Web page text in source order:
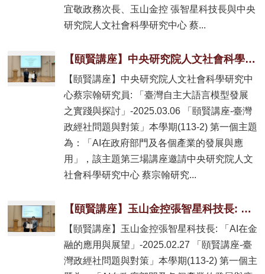
宜敬政務次長、玉山金控 張智星科技長與中央
研究院人文社會科學研究中心 蔡...
【頤賢講座】中央研究院人文社會科學研究中心蔡宗翰研究員: 「臺灣自主大語言模型發展之實踐與探討」-2025.03.06
【頤賢講座】中央研究院人文社會科學研究中
心蔡宗翰研究員: 「臺灣自主大語言模型發展
之實踐與探討」-2025.03.06 「頤賢講座-臺灣
政經社問題與對策」本學期(113-2) 第一個主題
為：「AI在政府部門及各個產業的發展與應
用」，該主題第三場講座邀請中央研究院人文
社會科學研究中心 蔡宗翰研究...
【頤賢講座】玉山金控張智星科技長: 「AI在金融的應用與展望」-2025.02.27
【頤賢講座】玉山金控張智星科技長: 「AI在金
融的應用與展望」-2025.02.27 「頤賢講座-臺
灣政經社問題與對策」本學期(113-2) 第一個主